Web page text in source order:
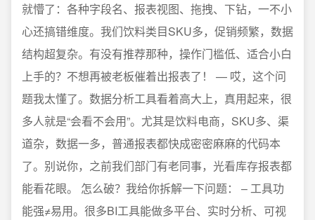
就懵了：各种字段名、报表视图、拖拽、下钻，一不小
心还搞错维度。我们饮料类目SKU多，促销频繁，数据
结构超复杂。有没有推荐那种，操作门槛低、适合小白
上手的？不想再被老板催着出报表了！ — 哎，这个问
题我太懂了。数据分析工具看着高大上，真用起来，很
多人就是“会看不会用”。尤其是饮料电商，SKU多、渠
道杂，数据一多，普通报表都快成密密麻麻的代码本
了。别说你，之前我们部门有老同事，光看库存报表都
能看花眼。 怎么破？我给你拆解一下问题： – 工具功
能强≠易用。很多BI工具能做多平台、实时分析、可视